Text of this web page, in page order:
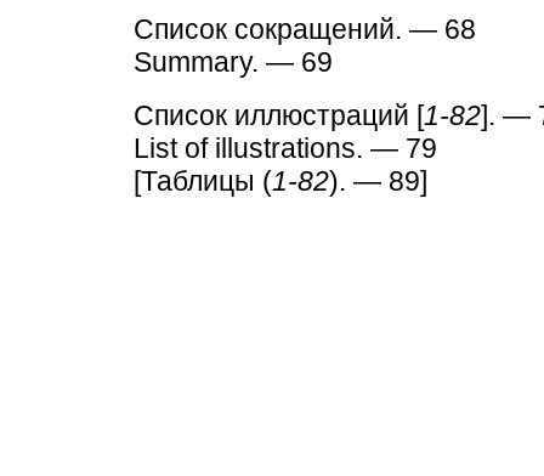
Список сокращений. — 68
Summary. — 69
Список иллюстраций [1-82]. —
List of illustrations. — 79
[Таблицы (1-82). — 89]